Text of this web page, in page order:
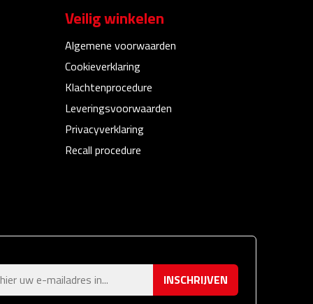
Veilig winkelen
Algemene voorwaarden
Cookieverklaring
Klachtenprocedure
Leveringsvoorwaarden
Privacyverklaring
Recall procedure